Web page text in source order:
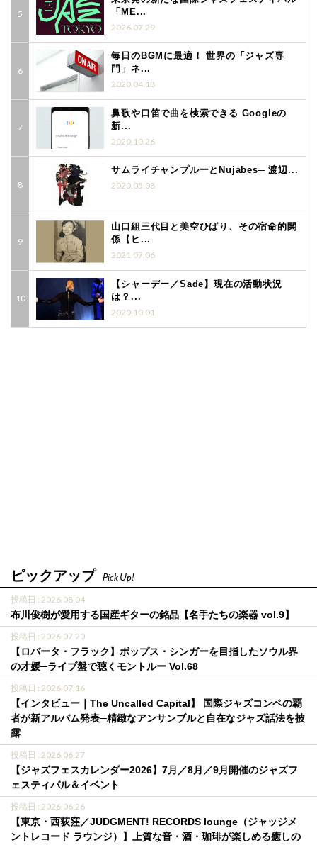
「ME...
2026.07.29
毎日のBGMに最適！ 世界の「ジャズ専
門」ネ...
2020.04.18
鼻歌や口笛で曲を検索できる Googleの
新...
2020.10.26
サムライチャンプルーとNujabes─ 渡辺...
2020.05.08
山口組三代目と美空ひばり、その宿命的関
係【ヒ...
2021.07.06
【シャーデー／Sade】現在の活動状況
は？...
2020.10.01
ピックアップ Pick Up!
投稿日 : 2026.08.04
布川俊樹が愛用する国産ギターの銘品【名手たちの楽器 vol.9】
投稿日 : 2026.07.20
【ロバータ・フラック】ポップス・シンガーを目指したソウル界
の才媛─ライブ盤で聴くモントルー Vol.68
投稿日 : 2026.07.16
【インタビュー｜The Uncalled Capital】 国際ジャズコンペの覇
者が新アルバム発表─精緻なアンサンブルと自在なジャズ話法を披
露
投稿日 : 2026.06.27
【ジャズフェスカレンダー2026】7月／8月／9月開催のジャズフ
ェスティバル＆イベント
投稿日 : 2026.06.26
【東京・西荻窪／JUDGMENT! RECORDS lounge（ジャッジメ
ントレコード ラウンジ）】上質な音・酒・珈琲が楽しめる癒しの